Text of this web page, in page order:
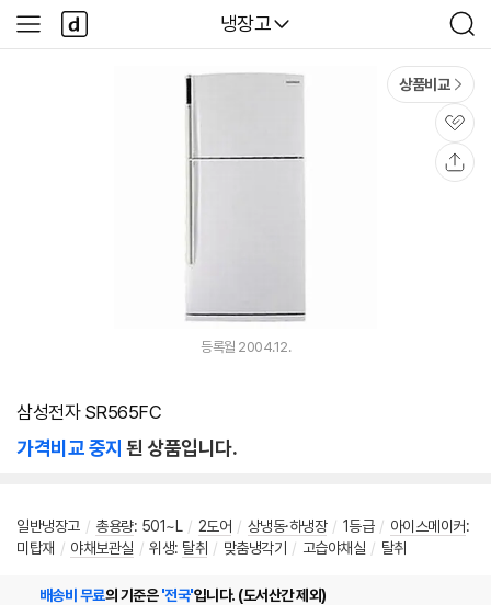
다나와
냉장고
검
색
사
이
다
나
와
상품비교
관
심
등록월 2004.12.
삼성전자 SR565FC
가격비교 중지 된 상품입니다.
일반냉장고 / 총용량: 501~L / 2도어 / 상냉동·하냉장 / 1등급 / 아이스메이커:
미탑재 / 야채보관실 / 위생: 탈취 / 맞춤냉각기 / 고습야채실 / 탈취
배송비 무료의 기준은'전국'입니다. (도서산간 제외)